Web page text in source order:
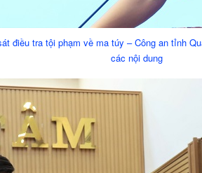
điều tra tội phạm về ma túy – Công an tỉnh
các nội dung